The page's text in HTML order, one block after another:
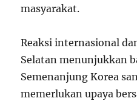
masyarakat.
Reaksi internasional
Selatan menunjukkan
Semenanjung Korea
memerlukan upaya